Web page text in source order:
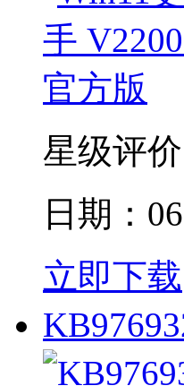
星级评
日期：
立即下载